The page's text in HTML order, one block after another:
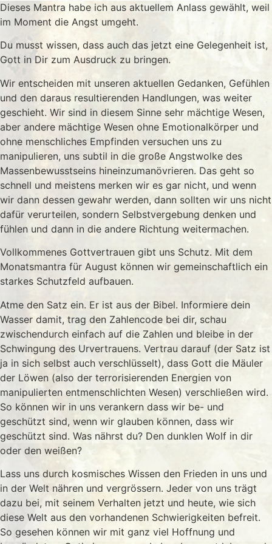
Dieses Mantra habe ich aus aktuellem Anlass gewählt, weil
im Moment die Angst umgeht.
Du musst wissen, dass auch das jetzt eine Gelegenheit ist,
Gott in Dir zum Ausdruck zu bringen.
Wir entscheiden mit unseren aktuellen Gedanken, Gefühlen
und den daraus resultierenden Handlungen, was weiter
geschieht. Wir sind in diesem Sinne sehr mächtige Wesen,
aber andere mächtige Wesen ohne Emotionalkörper und
ohne menschliches Empfinden versuchen uns zu
manipulieren, uns subtil in die große Angstwolke des
Massenbewusstseins hineinzumanövrieren. Das geht so
schnell und meistens merken wir es gar nicht, und wenn
wir dann dessen gewahr werden, dann sollten wir uns nicht
dafür verurteilen, sondern Selbstvergebung denken und
fühlen und dann in die andere Richtung weitermachen.
Vollkommenes Gottvertrauen gibt uns Schutz. Mit dem
Monatsmantra für August können wir gemeinschaftlich ein
starkes Schutzfeld aufbauen.
Atme den Satz ein. Er ist aus der Bibel. Informiere dein
Wasser damit, trag den Zahlencode bei dir, schau
zwischendurch einfach auf die Zahlen und bleibe in der
Schwingung des Urvertrauens. Vertrau darauf (der Satz ist
ja in sich selbst auch verschlüsselt), dass Gott die Mäuler
der Löwen (also der terrorisierenden Energien von
manipulierten entmenschlichten Wesen) verschließen wird.
So können wir in uns verankern dass wir be- und
geschützt sind, wenn wir glauben können, dass wir
geschützt sind. Was nährst du? Den dunklen Wolf in dir
oder den weißen?
Lass uns durch kosmisches Wissen den Frieden in uns und
in der Welt nähren und vergrössern. Jeder von uns trägt
dazu bei, mit seinem Verhalten jetzt und heute, wie sich
diese Welt aus den vorhandenen Schwierigkeiten befreit.
So gesehen können wir mit ganz viel Hoffnung und